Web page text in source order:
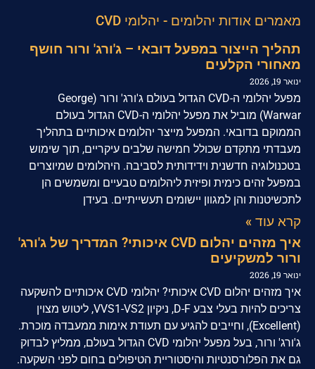
מאמרים אודות יהלומים - יהלומי CVD
תהליך הייצור במפעל דובאי – ג'ורג' ורור חושף
מאחורי הקלעים
ינואר 19, 2026
מפעל יהלומי ה-CVD הגדול בעולם ג'ורג' ורור (George
Warwar) מוביל את מפעל יהלומי ה-CVD הגדול בעולם
הממוקם בדובאי. המפעל מייצר יהלומים איכותיים בתהליך
מעבדתי מתקדם שכולל חמישה שלבים עיקריים, תוך שימוש
בטכנולוגיה חדשנית וידידותית לסביבה. היהלומים שמיוצרים
במפעל זהים כימית ופיזית ליהלומים טבעיים ומשמשים הן
לתכשיטנות והן למגוון יישומים תעשייתיים. בעידן
קרא עוד »
איך מזהים יהלום CVD איכותי? המדריך של ג'ורג'
ורור למשקיעים
ינואר 19, 2026
איך מזהים יהלום CVD איכותי? יהלומי CVD איכותיים להשקעה
צריכים להיות בעלי צבע D-F, ניקיון VVS1-VS2, ליטוש מצוין
(Excellent), וחייבים להגיע עם תעודת אימות ממעבדה מוכרת.
ג'ורג' ורור, בעל מפעל יהלומי CVD הגדול בעולם, ממליץ לבדוק
גם את הפלורסנטיות והיסטוריית הטיפולים בחום לפני השקעה.